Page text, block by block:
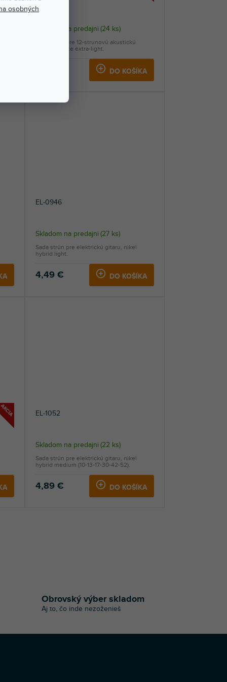
osobných
Skladom na predajni (24 ks)
DO KOŠÍKA
Sada strún pre 12-strunovú akustickú
gitaru, bronze extra-light.
EL-0946
Skladom na predajni (27 ks)
4,49 € DO KOŠÍKA
Sada strún pre elektrickú gitaru, nikel
hybrid light.
EL-1052
Skladom na predajni (22 ks)
4,89 € DO KOŠÍKA
Sada strún pre elektrickú gitaru, nikel
hybrid medium (10-13-17-30-42-52).
Obrovský výber skladom
Aj to, čo inde nezoženieš